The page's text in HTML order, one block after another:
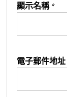
顯示名稱 *
電子郵件地址